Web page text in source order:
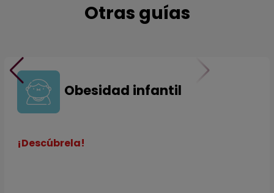
Otras guías
Obesidad infantil
¡Descúbrela!